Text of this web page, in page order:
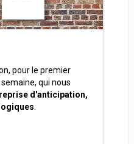
pour le premier
qui nous
d'anticipation,